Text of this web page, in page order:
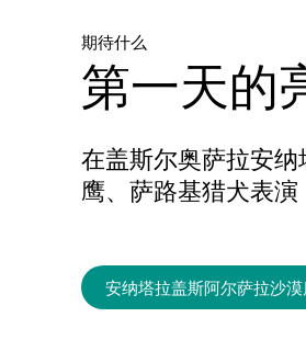
Khali,），是全世界
体。安纳塔拉盖斯阿
店传承本地区古老文
殷勤待客之道迎接
无论是追寻新奇景
特多变的风光中寻求
豪华度假酒店都能
为您打造梦幻假期。
期待什么
第一天的
在盖斯尔奥萨拉安
鹰、萨路基猎犬表演
安纳塔拉盖斯阿尔萨拉沙漠